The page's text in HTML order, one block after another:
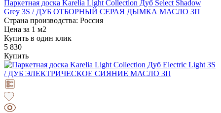
Паркетная доска Karelia Light Collection Дуб Select Shadow
Grey 3S / ДУБ ОТБОРНЫЙ СЕРАЯ ДЫМКА МАСЛО 3П
Страна производства: Россия
Цена за 1 м2
Купить в один клик
5 830
Купить